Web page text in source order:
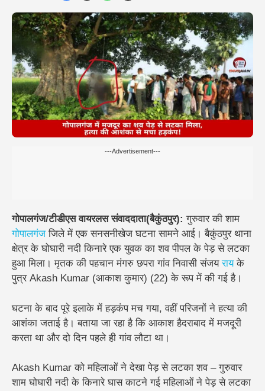
---Advertisement---
गोपालगंज/टीडीएस वायरलस संवाददाता(बैकुंठपुर):गुरुवार की शाम
गोपालगंजजिले में एक सनसनीखेज घटना सामने आई। बैकुंठपुर थाना
क्षेत्र केघोघारी नदी किनारेएक युवक का शवपीपल के पेड़ से लटका
हुआमिला। मृतक की पहचानमंगरु छपरा गांव निवासी संजयरायके
पुत्र Akash Kumar (आकाश कुमार) (22) के रूप में की गई है।
घटना के बाद पूरे इलाके में हड़कंप मच गया, वहीं परिजनों ने हत्या की
आशंका जताई है। बताया जा रहा है कि आकाश हैदराबाद में मजदूरी
करता था और दो दिन पहले ही गांव लौटा था।
Akash Kumar को महिलाओं ने देखा पेड़ से लटका शव –गुरुवार
शाम घोघारी नदी के किनारेघास काटने गई महिलाओंने पेड़ से लटका